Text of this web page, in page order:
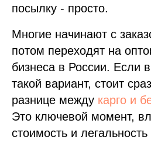
посылку - просто.
Многие начинают с
потом переходят на
бизнеса в России. Если
такой вариант, стоит
разнице между карго и
Это ключевой момент,
стоимость и